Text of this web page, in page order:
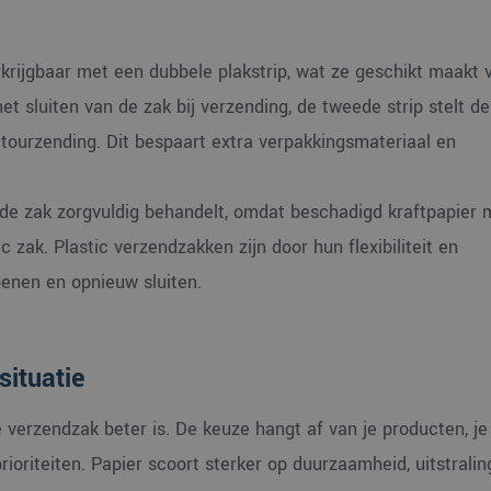
met een dubbele plakstrip, wat ze geschikt maakt
sluiten van de zak bij verzending, de tweede strip stelt
Dit bespaart extra verpakkingsmateriaal en
zak zorgvuldig behandelt, omdat beschadigd kraftpapier
zak. Plastic verzendzakken zijn door hun flexibiliteit en
en opnieuw sluiten.
beter is. De keuze hangt af van je producten, je
Papier scoort sterker op duurzaamheid,
gebruikers-ID. Het kan worden ingesteld door ingesloten
Microsoft-domeinen, waardoor gebruikers kunnen worden
Sessie
Dit is een Microsoft MSN 1st party cookie die we gebruiken
de website voor interne analyses te meten.
Algemeen wordt aangenomen dat het synchroniseert
Dit is een Microsoft MSN 1st party cookie die we
de website voor interne analyses te meten.